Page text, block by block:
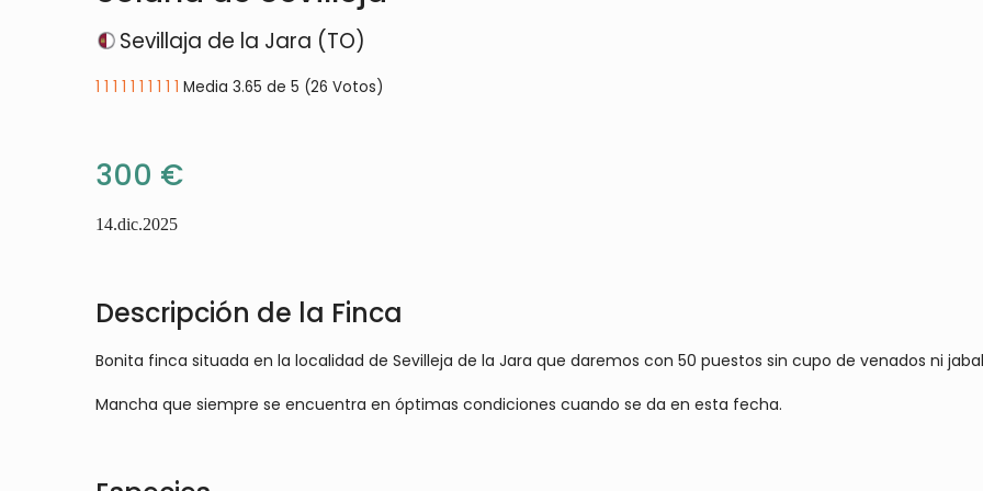
Sevillaja de la Jara (TO)
1 1 1 1 1 1 1 1 1 1 Media 3.65 de 5 (26 Votos)
300 €
14.dic.2025
Descripción de la Finca
Bonita finca situada en la localidad de Sevilleja de la Jara que daremos con 50 puestos sin cupo de venados ni
Mancha que siempre se encuentra en óptimas condiciones cuando se da en esta fecha.